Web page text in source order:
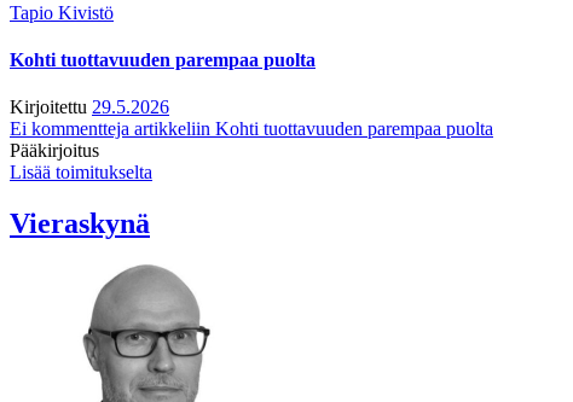
Tapio Kivistö
Kohti tuottavuuden parempaa puolta
Kirjoitettu 29.5.2026
Ei kommentteja artikkeliin Kohti tuottavuuden parempaa puolta
Pääkirjoitus
Lisää toimitukselta
Vieraskynä